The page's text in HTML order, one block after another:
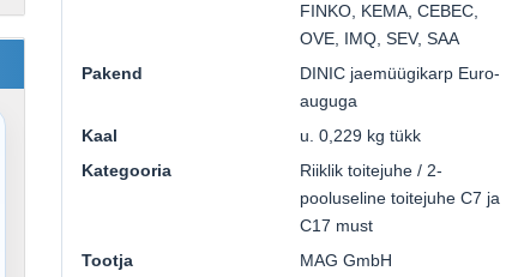
FINKO, KEMA, CEBEC,
OVE, IMQ, SEV, SAA
Pakend
DINIC jaemüügikarp Euro-
auguga
Kaal
u. 0,229 kg tükk
Kategooria
Riiklik toitejuhe / 2-
pooluseline toitejuhe C7 ja
C17 must
Tootja
MAG GmbH